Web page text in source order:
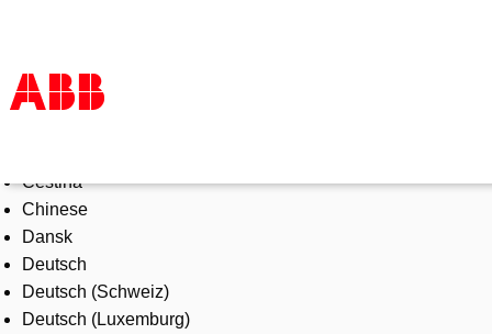
Products & Solutions
Industries
Services
About us
Where to buy
Contact us
Čeština
Chinese
Dansk
Deutsch
Deutsch (Schweiz)
Deutsch (Luxemburg)